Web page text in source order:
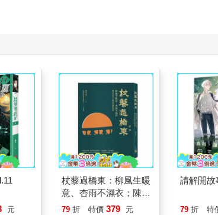
元
杖藜過橋東：柳風生暖
意、杏雨不濕衣；陳亮
恭談以心轉境的適齡漫
79 折 特價 379 元
請解開故
79 折 特